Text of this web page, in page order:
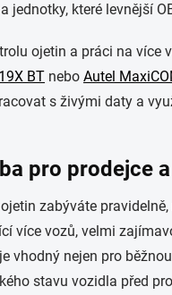
jednotky, které levnější
ojetin a práci na více
BT nebo Autel
s živými daty a
pro prodejce
zabýváte
více vozů, velmi
vhodný nejen pro
stavu vozidla před